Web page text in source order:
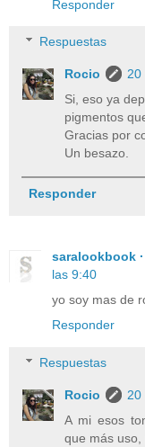
Responder
Respuestas
Rocio
20
Si, eso ya
pigmentos
Gracias por
Un besazo.
Responder
saralookbook
las 9:40
yo soy mas de
Responder
Respuestas
Rocio
20
A mi esos
que más uso,